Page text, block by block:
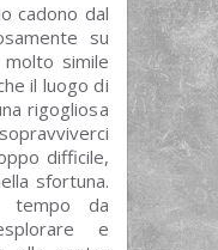
cadono dal
su
simile
il luogo di
rigogliosa
difficile,
sfortuna.
tempo da
e